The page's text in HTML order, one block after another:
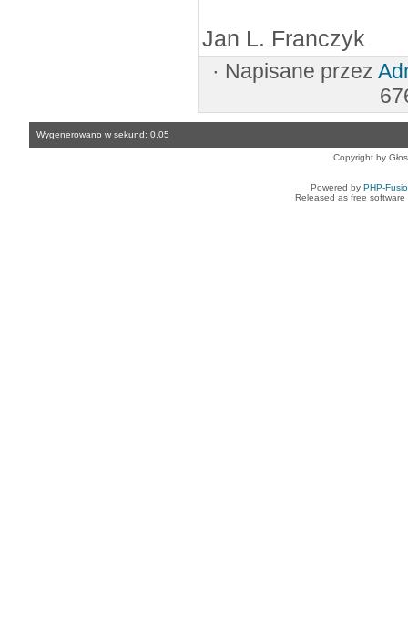
Jan L. Franczyk
· Napisane przez
Wygenerowano w sekund: 0.05
Copyright by
Powered by PHP-
Released as free